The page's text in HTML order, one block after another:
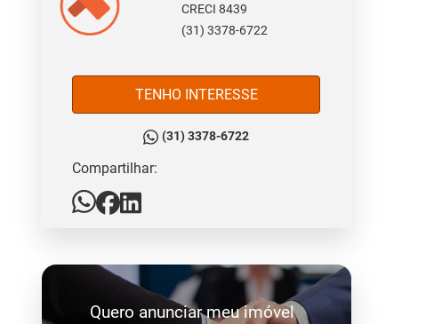
CRECI 8439
(31) 3378-6722
TENHO INTERESSE
(31) 3378-6722
Compartilhar:
Quero anunciar meu imóvel